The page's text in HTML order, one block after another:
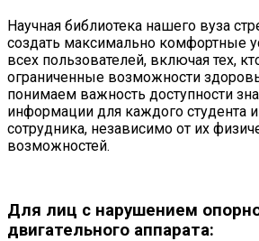
Научная библиотека нашего вуза
создать максимально комфортные
всех пользователей, включая тех,
ограниченные возможности
понимаем важность доступности
информации для каждого студента и
сотрудника, независимо от их
возможностей.
Для лиц с нарушением
двигательного аппарата: